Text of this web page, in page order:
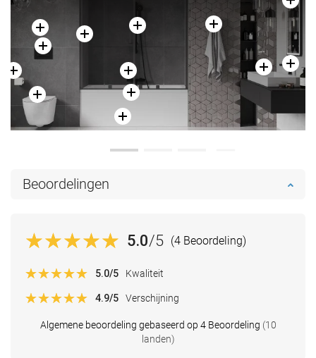
Beoordelingen
5.0/5 (4 Beoordeling)
Algemene beoordeling gebaseerd op 4 Beoordeling (10
landen)
5.0/5 Kwaliteit
4.9/5 Verschijning